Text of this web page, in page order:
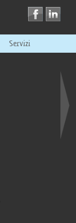
Servizi